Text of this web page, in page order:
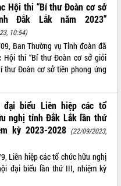
Hội thi “Bí thư Đoàn cơ sở
Đắk Lắk năm 2023”
10:54)
Ban Thường vụ Tỉnh đoàn đã
Hội thi “Bí thư Đoàn cơ sở giỏi
thư Đoàn cơ sở tiên phong ứng
biểu Liên hiệp các tổ
nghị tỉnh Đắk Lắk lần thứ
kỳ 2023-2028 (22/09/2023,
Liên hiệp các tổ chức hữu nghị
đại biểu lần thứ III, nhiệm kỳ